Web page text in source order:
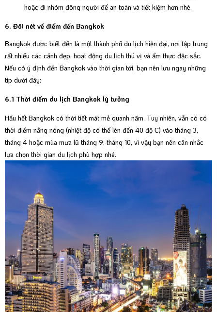
hoặc đi nhóm đông người để an toàn và tiết kiệm hơn nhé.
6. Đôi nét về điểm đến Bangkok
Bangkok được biết đến là một thành phố du lịch hiện đại, nơi tập trung
rất nhiều các cảnh đẹp, hoạt động du lịch thú vị và ẩm thực đặc sắc.
Nếu có ý định đến Bangkok vào thời gian tới, bạn nên lưu ngay những
tip dưới đây:
6.1 Thời điểm du lịch Bangkok lý tưởng
Hầu hết Bangkok có thời tiết mát mẻ quanh năm. Tuy nhiên, vẫn có có
thời điểm nắng nóng (nhiệt độ có thể lên đến 40 độ C) vào tháng 3,
tháng 4 hoặc mùa mưa lũ tháng 9, tháng 10, vì vậy bạn nên cân nhắc
lựa chọn thời gian du lịch phù hợp nhé.